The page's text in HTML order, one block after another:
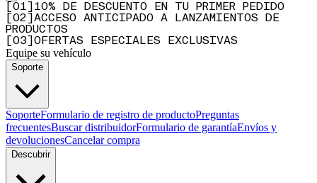
01
10% DE DESCUENTO EN TU PRIMER PEDIDO
02
ACCESO ANTICIPADO A LANZAMIENTOS DE
PRODUCTOS
03 OFERTAS ESPECIALES EXCLUSIVAS
Equipe su vehículo
Soporte
SoporteFormulario de registro de productoPreguntas
frecuentesBuscar distribuidorFormulario de garantíaEnvíos y
devolucionesCancelar compra
Descubrir